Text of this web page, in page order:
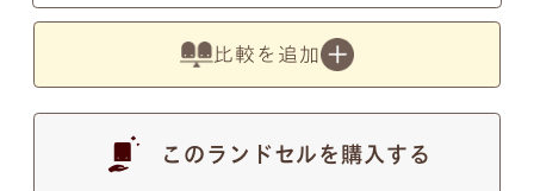
比較を追加
このランドセルを購入する